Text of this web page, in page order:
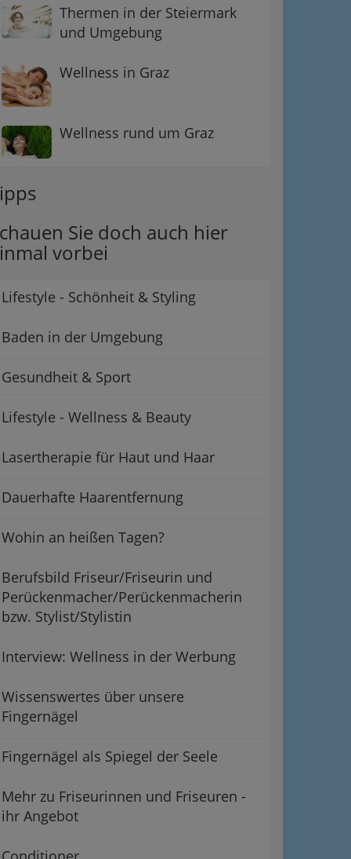
Thermen in der Steiermark
und Umgebung
Wellness in Graz
Wellness rund um Graz
Sie doch auch hier
vorbei
Lifestyle - Schönheit & Styling
Baden in der Umgebung
Gesundheit & Sport
Lifestyle - Wellness & Beauty
Lasertherapie für Haut und Haar
Dauerhafte Haarentfernung
Wohin an heißen Tagen?
Berufsbild Friseur/Friseurin und
Perückenmacher/Perückenmacherin
bzw. Stylist/Stylistin
Interview: Wellness in der Werbung
Wissenswertes über unsere
Fingernägel
Fingernägel als Spiegel der Seele
Mehr zu Friseurinnen und Friseuren -
ihr Angebot